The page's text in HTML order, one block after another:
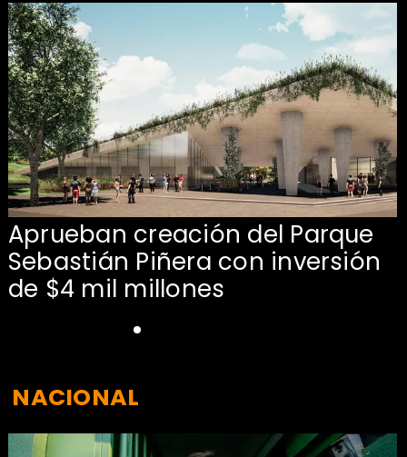
Aprueban creación del Parque
Sebastián Piñera con inversión
de $4 mil millones
NACIONAL